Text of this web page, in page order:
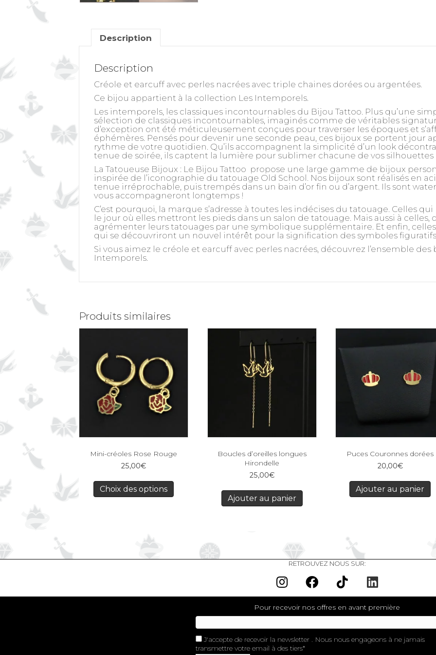
Description
Description
Créole et earcuff avec perles nacrées avec triple chaines dorées ou argentées.
Ce bijou appartient à la collection Les Intemporels.
Les intemporels, les classiques incontournables du Bijou Tattoo. Plus qu’une
sélection de classiques incontournables, imaginés comme de véritables
d’exception ont été méticuleusement conçues pour traverser les époques et
éphémères. Pensés pour devenir une seconde peau, ces bijoux se portent jour
rythme de votre quotidien. Qu’ils accompagnent la simplicité d’un look
tenue de soirée, ils captent la lumière pour sublimer chacune de vos
La Tatoueuse Bijoux : Le Bijou Tattoo propose une large gamme de bijoux
inspirée de l’iconographie du tatouage Old School. Nos bijoux sont réalisés en
tenue irréprochable, puis trempés dans un bain d’or fin ou d’argent. Ils sont
vous accompagneront longtemps !
C’est pourquoi, la marque s’adresse à toutes les indécises du tatouage. Celles
le jour où elles mettront les pieds dans un salon de tatouage. Mais aussi à
agrémenter leurs tatouages par une symbolique supplémentaire. Et enfin,
qui se découvriront un nouvel intérêt pour la signification des symboles
Si vous aimez le créole et earcuff avec perles nacrées, découvrez l’ensemble
Intemporels.
Produits similaires
Mini-créoles Rose Rouge
25,00€
Choix des options
Boucles d’oreilles longues
Hirondelle
25,00€
Ajouter au panier
Puces Couronnes dorées
20,00€
Ajouter au panier
RETROUVEZ NOUS SUR:
Pour recevoir nos offres en avant première
J'accepte de recevoir la newsletter . Nous nous engageons à ne jamais
transmettre votre email à des tiers